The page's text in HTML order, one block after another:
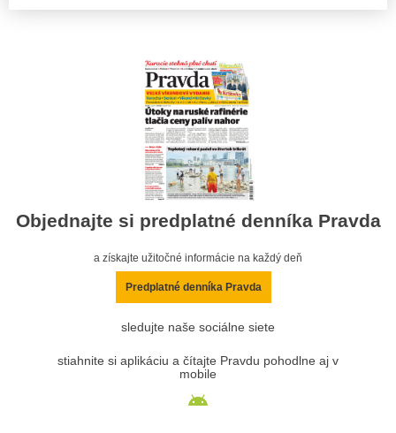
Objednajte si predplatné denníka Pravda
a získajte užitočné informácie na každý deň
Predplatné denníka Pravda
sledujte naše sociálne siete
stiahnite si aplikáciu a čítajte Pravdu pohodlne aj v
mobile